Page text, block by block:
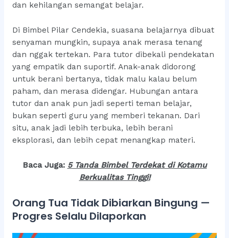
dan kehilangan semangat belajar.
Di Bimbel Pilar Cendekia, suasana belajarnya dibuat
senyaman mungkin, supaya anak merasa tenang
dan nggak tertekan. Para tutor dibekali pendekatan
yang empatik dan suportif. Anak-anak didorong
untuk berani bertanya, tidak malu kalau belum
paham, dan merasa didengar. Hubungan antara
tutor dan anak pun jadi seperti teman belajar,
bukan seperti guru yang memberi tekanan. Dari
situ, anak jadi lebih terbuka, lebih berani
eksplorasi, dan lebih cepat menangkap materi.
Baca Juga: 5 Tanda Bimbel Terdekat di Kotamu
Berkualitas Tinggi!
Orang Tua Tidak Dibiarkan Bingung —
Progres Selalu Dilaporkan